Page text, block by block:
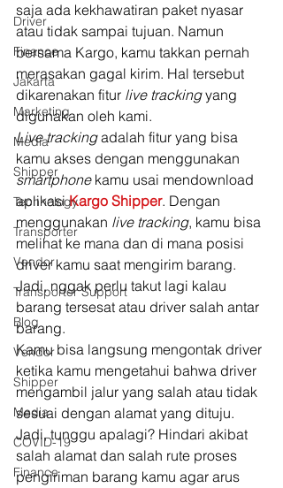
Driver
Finance
Jakarta
Marketing
Media
Shipper
Technology
Transporter
Vendor
Transporter Support
Blog
Vendor
Shipper
Media
COVID-19
Finance
saja ada kekhawatiran paket nyasar
atau tidak sampai tujuan. Namun
bersama Kargo, kamu takkan pernah
merasakan gagal kirim. Hal tersebut
dikarenakan fitur live tracking yang
digunakan oleh kami.
Live tracking adalah fitur yang bisa
kamu akses dengan menggunakan
smartphone kamu usai mendownload
aplikasi Kargo Shipper. Dengan
menggunakan live tracking, kamu bisa
melihat ke mana dan di mana posisi
driver kamu saat mengirim barang.
Jadi, nggak perlu takut lagi kalau
barang tersesat atau driver salah antar
barang.
Kamu bisa langsung mengontak driver
ketika kamu mengetahui bahwa driver
mengambil jalur yang salah atau tidak
sesuai dengan alamat yang dituju.
Jadi, tunggu apalagi? Hindari akibat
salah alamat dan salah rute proses
pengiriman barang kamu agar arus